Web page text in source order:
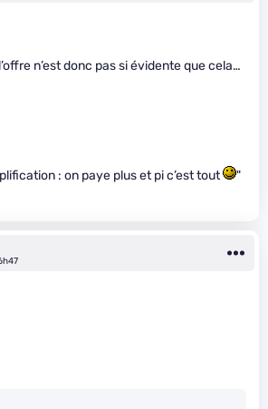
n’est donc pas si évidente que cela…
: on paye plus et pi c’est tout
"